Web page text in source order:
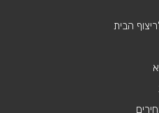
הבית